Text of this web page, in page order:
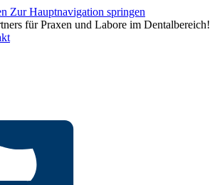
Zur Hauptnavigation springen
für Praxen und Labore im Dentalbereich!